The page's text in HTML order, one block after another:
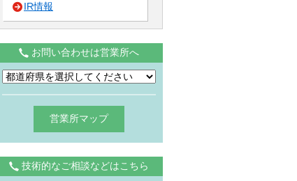
IR情報
お問い合わせは営業所へ
営業所マップ
技術的なご相談などはこちら